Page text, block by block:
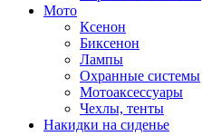
Мото
Ксенон
Биксенон
Лампы
Охранные системы
Мотоаксессуары
Чехлы, тенты
Накидки на сиденье